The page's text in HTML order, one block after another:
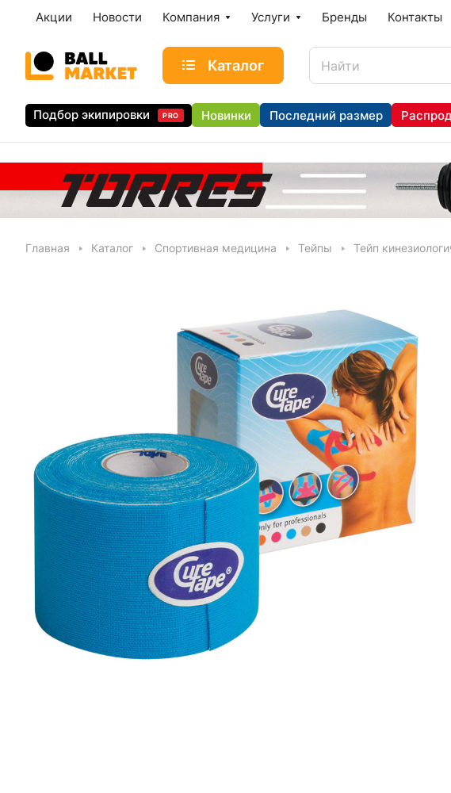
Акции Новости Компания Услуги Бренды Контакты
Каталог
Подбор экипировки PRO Новинки Последний размер
Главная Каталог Спортивная медицина Тейпы Тейп